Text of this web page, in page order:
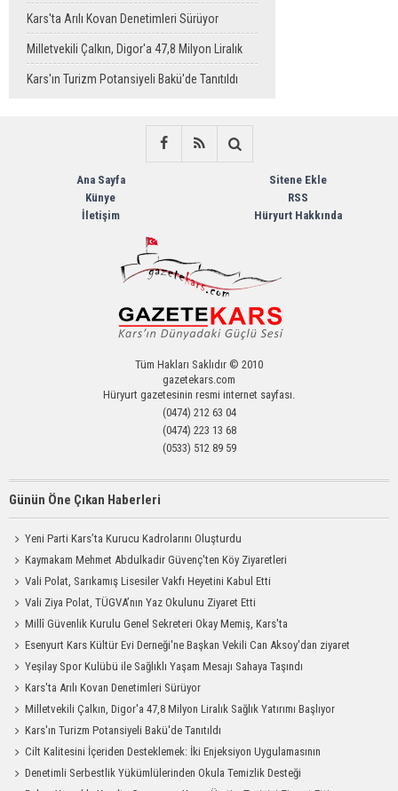
Sahaya Taşındı
Kars'ta Arılı Kovan Denetimleri Sürüyor
Milletvekili Çalkın, Digor'a 47,8 Milyon Liralık
Sağlık Yatırımı Başlıyor
Kars'ın Turizm Potansiyeli Bakü'de Tanıtıldı
Ana Sayfa
Künye
İletişim
Sitene Ekle
RSS
Hüryurt Hakkında
Tüm Hakları Saklıdır © 2010
gazetekars.com
Hüryurt gazetesinin resmi internet sayfası.
(0474) 212 63 04
(0474) 223 13 68
(0533) 512 89 59
Günün Öne Çıkan Haberleri
Yeni Parti Kars’ta Kurucu Kadrolarını Oluşturdu
Kaymakam Mehmet Abdulkadir Güvenç'ten Köy Ziyaretleri
Vali Polat, Sarıkamış Lisesiler Vakfı Heyetini Kabul Etti
Vali Ziya Polat, TÜGVA’nın Yaz Okulunu Ziyaret Etti
Millî Güvenlik Kurulu Genel Sekreteri Okay Memiş, Kars'ta
Esenyurt Kars Kültür Evi Derneği'ne Başkan Vekili Can Aksoy'dan ziyaret
Yeşilay Spor Kulübü ile Sağlıklı Yaşam Mesajı Sahaya Taşındı
Kars'ta Arılı Kovan Denetimleri Sürüyor
Milletvekili Çalkın, Digor'a 47,8 Milyon Liralık Sağlık Yatırımı Başlıyor
Kars'ın Turizm Potansiyeli Bakü'de Tanıtıldı
Cilt Kalitesini İçeriden Desteklemek: İki Enjeksiyon Uygulamasının
Karşılaştırması
Denetimli Serbestlik Yükümlülerinden Okula Temizlik Desteği